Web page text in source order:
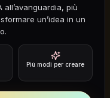
con ritornello,
principale. Evita
è gratuita?
all’avanguardia, più
un’idea in un
Più modi per creare